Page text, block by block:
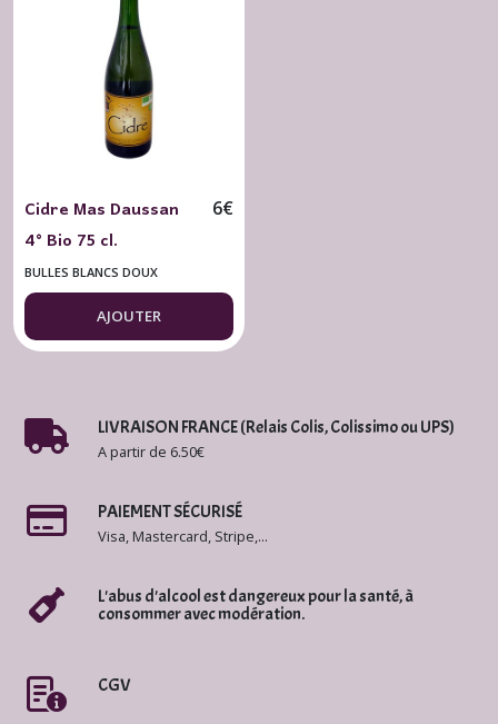
Cidre Mas Daussan
4° Bio 75 cl.
6€
BULLES BLANCS DOUX
AJOUTER
LIVRAISON FRANCE (Relais Colis, Colissimo ou UPS)
A partir de 6.50€
PAIEMENT SÉCURISÉ
Visa, Mastercard, Stripe,...
L'abus d'alcool est dangereux pour la santé, à
consommer avec modération.
CGV